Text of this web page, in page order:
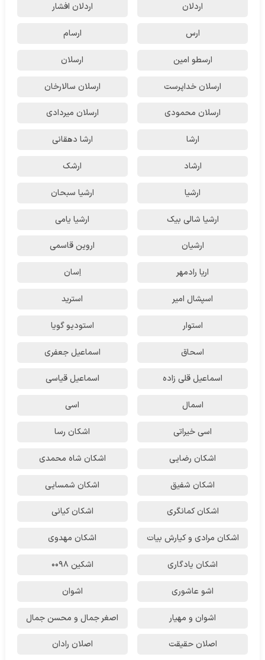
اردلان اردلان افشار
ارس ارسام
ارسطو امین ارسلان
ارسلان خداپرست ارسلان سالارخان
ارسلان محمودی ارسلان میردادی
ارشا ارشا دهقانی
ارشاد ارشک
ارشیا ارشیا سبحان
ارشیا شالی بیک ارشیا یامی
ارشیان اروین قاسمی
اریا رادمهر اِسان
اسپشال امیر استرید
استوار استودیو گویا
اسحاق اسماعیل جعفری
اسماعیل قلی زاده اسماعیل قیاسی
اسمال اسی
اسی خیراتی اشکان رسا
اشکان رضایی اشکان شاه محمدی
اشکان شفیق اشکان شمسایی
اشکان‌ کمانگری اشکان کیانی
اشکان مرادی و کیارش بیات اشکان مهدوی
اشکان یادگاری اشکین ۰۰۹۸
اشو عاشوری اشوان
اشوان و مهیار اصغر جمال و محسن جمال
اصلان حقیقت اصلان رادان